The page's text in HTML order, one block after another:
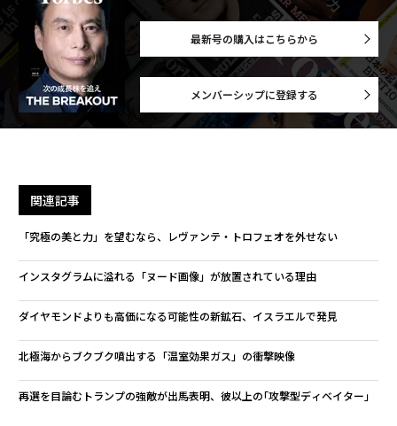
最新号の購入はこちらから
メンバーシップに登録する
関連記事
「究極の美と力」を望むなら、レヴァンテ・トロフェオを外せない
インスタグラムに溢れる「ヌード画像」が放置されている理由
ダイヤモンドよりも高価になる可能性の新鉱石、イスラエルで発見
北極海からブクブク噴出する「温室効果ガス」の衝撃映像
再選を目論むトランプの強敵が出馬表明、彼以上の｢攻撃型ディベイター｣